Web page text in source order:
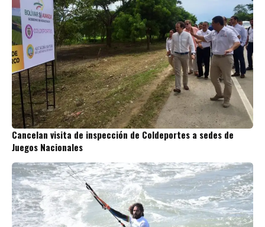
Cancelan visita de inspección de Coldeportes a sedes de
Juegos Nacionales